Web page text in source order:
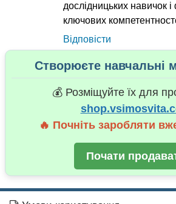
дослідницьких навичок
ключових
Відповісти
Створюєте навчальні
💰 Розміщуйте їх для
🔥 Почніть заробляти
Почати